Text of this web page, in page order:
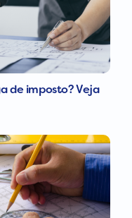
de imposto? Veja